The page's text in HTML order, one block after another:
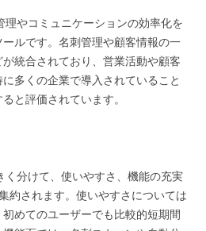
やコミュニケーションの効率化を
ルです。名刺管理や顧客情報の一
統合されており、営業活動や顧客
多くの企業で導入されていること
と評価されています。
く分けて、使いやすさ、機能の充実
約されます。使いやすさについては
めてのユーザーでも比較的短期間